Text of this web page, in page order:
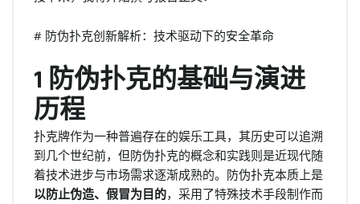
# 防伪扑克创新解析：技术驱动下的安全革命
1 防伪扑克的基础与演进
历程
扑克牌作为一种普遍存在的娱乐工具，其历史可以追溯
到几个世纪前，但防伪扑克的概念和实践则是近现代随
着技术进步与市场需求逐渐成熟的。防伪扑克本质上是
以防止伪造、假冒为目的，采用了特殊技术手段制作而